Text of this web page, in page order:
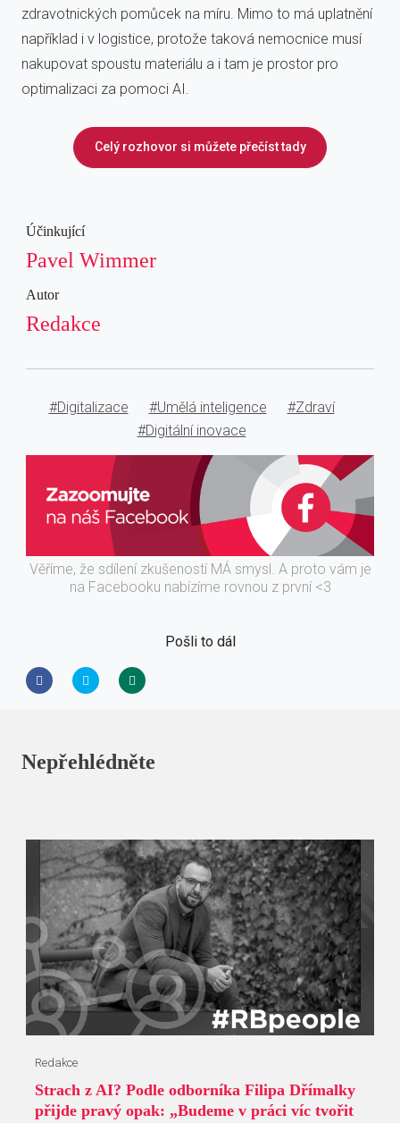
zdravotnických pomůcek na míru. Mimo to má uplatnění
například i v logistice, protože taková nemocnice musí
nakupovat spoustu materiálu a i tam je prostor pro
optimalizaci za pomoci AI.
Celý rozhovor si můžete přečíst tady
Účinkující
Pavel Wimmer
Autor
Redakce
#Digitalizace #Umělá inteligence
#Zdraví
#Digitální inovace
Věříme, že sdílení zkušeností MÁ smysl. A proto vám je
na Facebooku nabízíme rovnou z první <3
Pošli to dál
Nepřehlédněte
Redakce
Strach z AI? Podle odborníka Filipa Dřímalky
přijde pravý opak: „Budeme v práci víc tvořit